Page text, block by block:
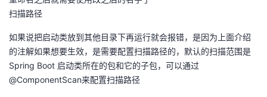
扫描路径
如果说把启动类放到其他目录下再运行就会报错，是因为上面介绍
的注解如果想要生效，是需要配置扫描路径的，默认的扫描范围是
Spring Boot 启动类所在的包和它的子包，可以通过
@ComponentScan来配置扫描路径